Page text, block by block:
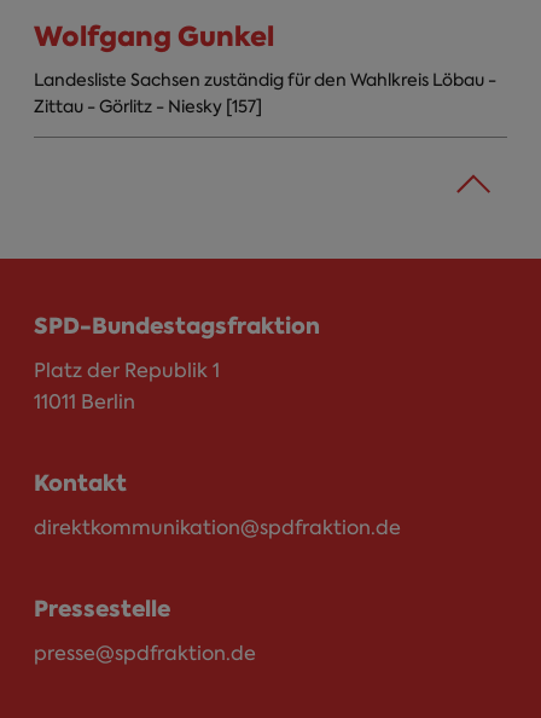
Wolfgang Gunkel
Landesliste Sachsen zuständig für den Wahlkreis Löbau -
Zittau - Görlitz - Niesky [157]
SPD-Bundestagsfraktion
Platz der Republik 1
11011 Berlin
Kontakt
direktkommunikation@spdfraktion.de
Pressestelle
presse@spdfraktion.de